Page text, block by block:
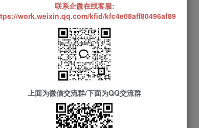
。
或者截图留言！
联系企微在线客服:
work.weixin.qq.com/kfid/kfc4e08aff80496af89
上面为微信交流群/下面为QQ交流群